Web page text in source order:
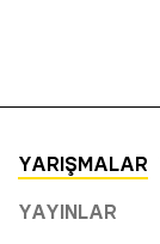
YARIŞMALAR
YAYINLAR